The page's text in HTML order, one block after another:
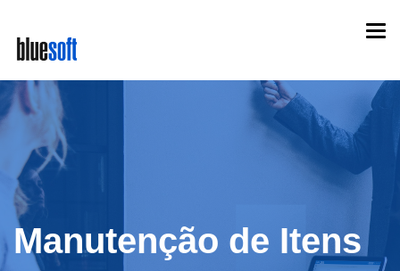
main
content
Manutenção de Itens